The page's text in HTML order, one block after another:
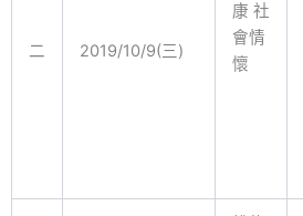
二 2019/10/9(三)
康 社
會情
懷